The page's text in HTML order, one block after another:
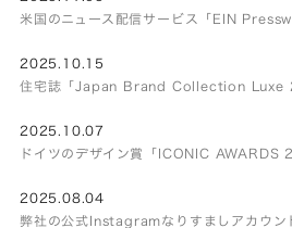
米国のニュース配信サービス「EIN
2025.10.15
住宅誌「Japan Brand Collection Luxe
2025.10.07
ドイツのデザイン賞「ICONIC AWARDS
2025.08.04
弊社の公式Instagramなりすましアカウン